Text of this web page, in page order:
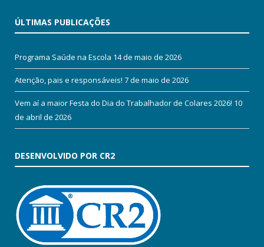
ÚLTIMAS PUBLICAÇÕES
Programa Saúde na Escola 14 de maio de 2026
Atenção, pais e responsáveis! 7 de maio de 2026
Vem aí a maior Festa do Dia do Trabalhador de Colares 2026! 10
de abril de 2026
DESENVOLVIDO POR CR2